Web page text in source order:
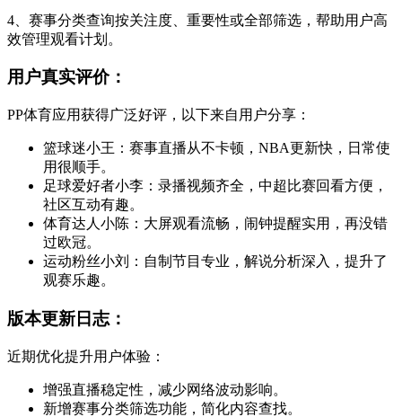
4、赛事分类查询按关注度、重要性或全部筛选，帮助用户高
效管理观看计划。
用户真实评价：
PP体育应用获得广泛好评，以下来自用户分享：
篮球迷小王：赛事直播从不卡顿，NBA更新快，日常使
用很顺手。
足球爱好者小李：录播视频齐全，中超比赛回看方便，
社区互动有趣。
体育达人小陈：大屏观看流畅，闹钟提醒实用，再没错
过欧冠。
运动粉丝小刘：自制节目专业，解说分析深入，提升了
观赛乐趣。
版本更新日志：
近期优化提升用户体验：
增强直播稳定性，减少网络波动影响。
新增赛事分类筛选功能，简化内容查找。